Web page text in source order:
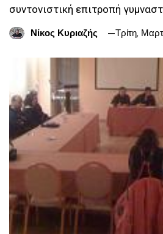
συντονιστική επιτροπή
Νίκος Κυριαζής
Τρίτη,